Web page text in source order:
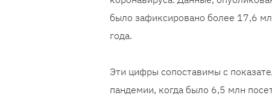
было зафиксировано более 17,6
года.
Эти цифры сопоставимы с
пандемии, когда было 6,5 млн